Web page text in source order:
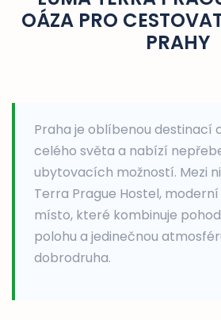
OÁZA PRO
PRAHY
Praha je oblíbenou destinací
celého světa a nabízí
ubytovacích možností. Mezi
Terra Prague Hostel,
místo, které kombinuje
polohu a jedinečnou
dobrodruha.